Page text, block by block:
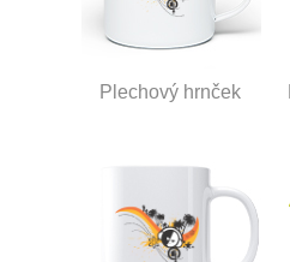
Plechový hrnček